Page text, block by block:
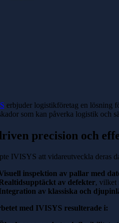
erbjuder logistikföretag en lösning
som kan påverka logistik och
precision och
IVISYS att vidareutveckla deras
inspektion av pallar med
av defekter, vilket
av klassiska och
med IVISYS resulterade i: